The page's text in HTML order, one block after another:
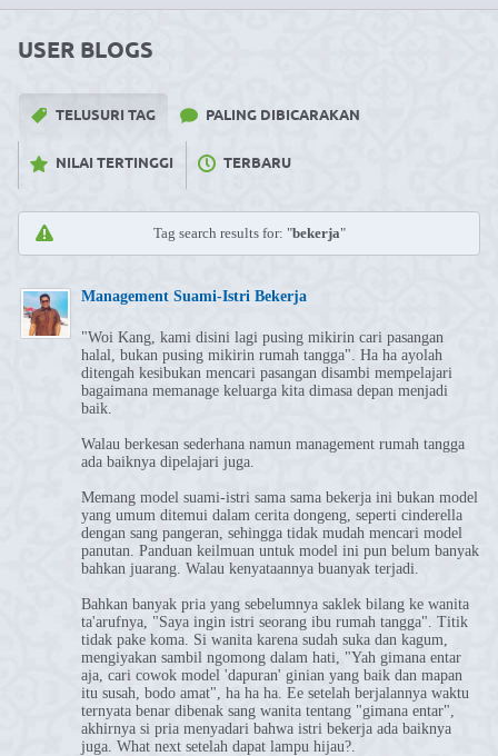
USER BLOGS
TELUSURI TAG PALING DIBICARAKAN
NILAI TERTINGGI TERBARU
Tag search results for: "bekerja"
⁣Management Suami-Istri Bekerja
"Woi Kang, kami disini lagi pusing mikirin cari pasangan
halal, bukan pusing mikirin rumah tangga". Ha ha ayolah
ditengah kesibukan mencari pasangan disambi mempelajari
bagaimana memanage keluarga kita dimasa depan menjadi
baik.
Walau berkesan sederhana namun management rumah tangga
ada baiknya dipelajari juga.
Memang model suami-istri sama sama bekerja ini bukan model
yang umum ditemui dalam cerita dongeng, seperti cinderella
dengan sang pangeran, sehingga tidak mudah mencari model
panutan. Panduan keilmuan untuk model ini pun belum banyak
bahkan juarang. Walau kenyataannya buanyak terjadi.
Bahkan banyak pria yang sebelumnya saklek bilang ke wanita
ta'arufnya, "Saya ingin istri seorang ibu rumah tangga". Titik
tidak pake koma. Si wanita karena sudah suka dan kagum,
mengiyakan sambil ngomong dalam hati, "Yah gimana entar
aja, cari cowok model 'dapuran' ginian yang baik dan mapan
itu susah, bodo amat", ha ha ha. Ee setelah berjalannya waktu
ternyata benar dibenak sang wanita tentang "gimana entar",
akhirnya si pria menyadari bahwa istri bekerja ada baiknya
juga. What next setelah dapat lampu hijau?.